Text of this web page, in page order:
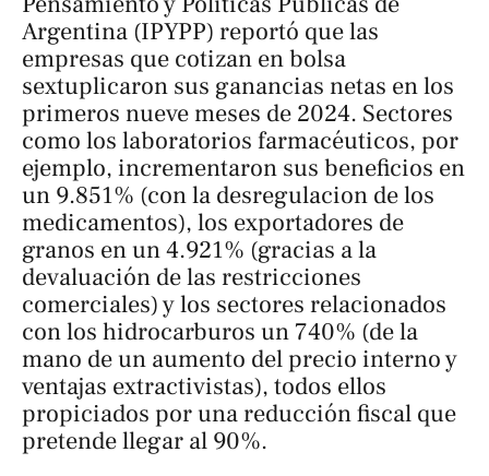
Argentina (IPYPP) reportó que las
empresas que cotizan en bolsa
sextuplicaron sus ganancias netas en los
primeros nueve meses de 2024. Sectores
como los laboratorios farmacéuticos, por
ejemplo, incrementaron sus beneficios en
un 9.851% (con la desregulacion de los
medicamentos), los exportadores de
granos en un 4.921% (gracias a la
devaluación de las restricciones
comerciales) y los sectores relacionados
con los hidrocarburos un 740% (de la
mano de un aumento del precio interno y
ventajas extractivistas), todos ellos
propiciados por una reducción fiscal que
pretende llegar al 90%.